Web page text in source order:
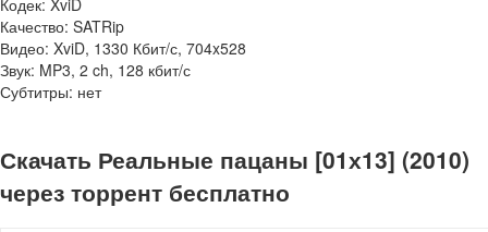
Качество: SATRip
Видео: XviD, 1330 Кбит/с, 704x528
Звук: MP3, 2 ch, 128 кбит/с
Субтитры: нет
Скачать Реальные пацаны [01х13] (2010)
через торрент бесплатно